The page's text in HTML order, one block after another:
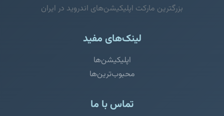
بزرگترین مارکت اپلیکیشن‌های اندروید در ایران
لینک‌های مفید
اپلیکیشن‌ها
محبوب‌ترین‌ها
تماس با ما